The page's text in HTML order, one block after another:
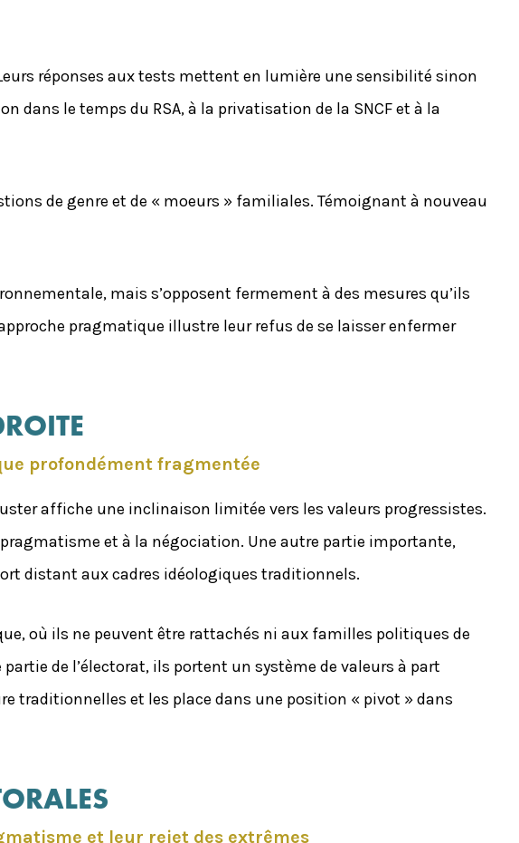
réponses aux tests mettent en lumière une sensibilité sinon
le temps du RSA, à la privatisation de la SNCF et à la
de genre et de « moeurs » familiales. Témoignant à nouveau
mais s’opposent fermement à des mesures qu’ils
pragmatique illustre leur refus de se laisser enfermer
profondément fragmentée
affiche une inclinaison limitée vers les valeurs progressistes.
et à la négociation. Une autre partie importante,
distant aux cadres idéologiques traditionnels.
où ils ne peuvent être rattachés ni aux familles politiques de
de l’électorat, ils portent un système de valeurs à part
traditionnelles et les place dans une position « pivot » dans
et leur rejet des extrêmes